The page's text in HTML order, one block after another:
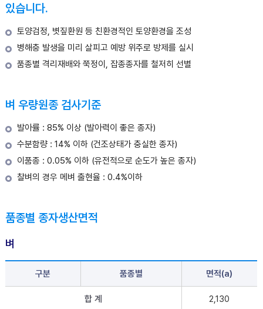
있습니다.
토양검정, 볏짚환원 등 친환경적인 토양환경을 조성
병해충 발생을 미리 살피고 예방 위주로 방제를 실시
품종별 격리재배와 쭉정이, 잡종종자를 철저히 선별
벼 우량원종 검사기준
발아률 : 85% 이상 (발아력이 좋은 종자)
수분함량 : 14% 이하 (건조상태가 충실한 종자)
이품종 : 0.05% 이하 (유전적으로 순도가 높은 종자)
찰벼의 경우 메벼 출현율 : 0.4%이하
품종별 종자생산면적
벼
구분 품종별 면적(a)
합 계 2,130